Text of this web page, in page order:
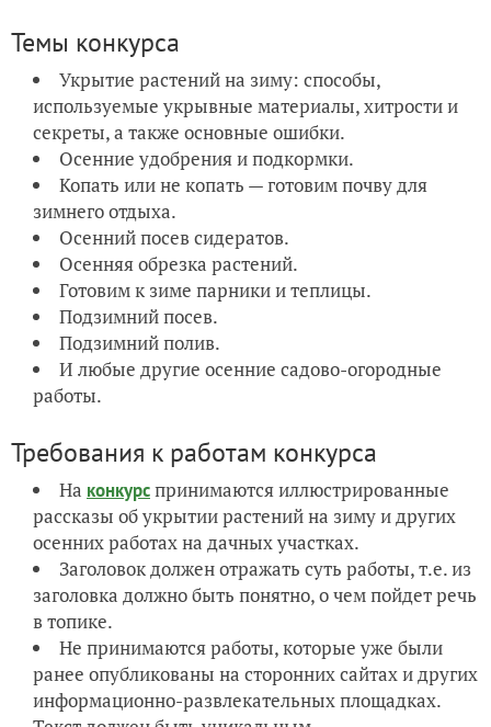
Темы конкурса
Укрытие растений на зиму: способы,
используемые укрывные материалы, хитрости и
секреты, а также основные ошибки.
Осенние удобрения и подкормки.
Копать или не копать — готовим почву для
зимнего отдыха.
Осенний посев сидератов.
Осенняя обрезка растений.
Готовим к зиме парники и теплицы.
Подзимний посев.
Подзимний полив.
И любые другие осенние садово-огородные
работы.
Требования к работам конкурса
На конкурспринимаются иллюстрированные
рассказы об укрытии растений на зиму и других
осенних работах на дачных участках.
Заголовок должен отражать суть работы, т.е. из
заголовка должно быть понятно, о чем пойдет речь
в топике.
Не принимаются работы, которые уже были
ранее опубликованы на сторонних сайтах и других
информационно-развлекательных площадках.